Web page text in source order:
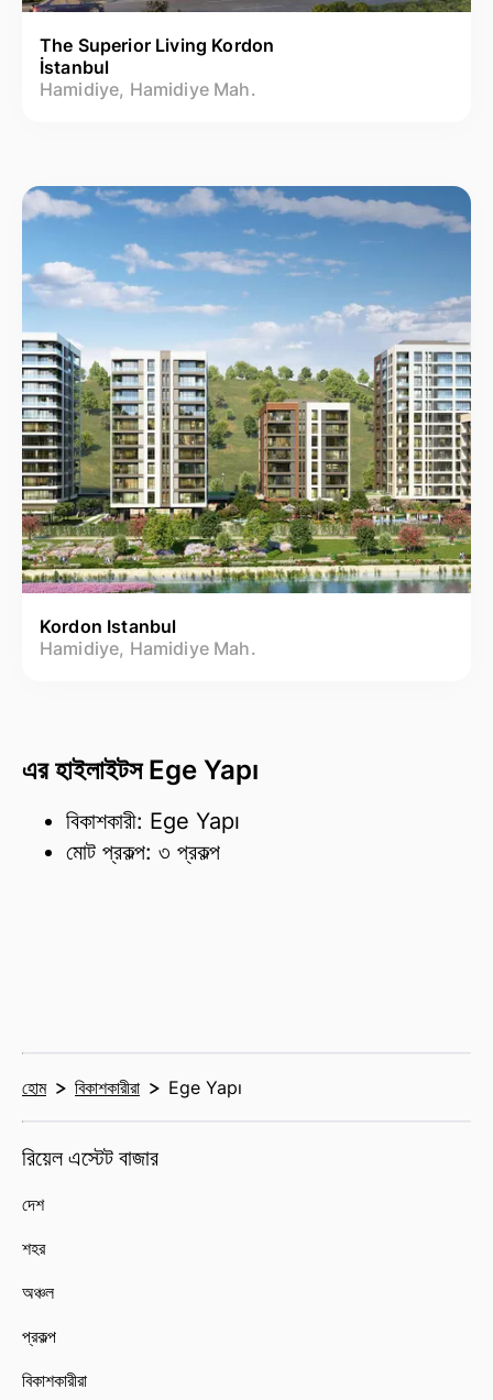
The Superior Living Kordon
İstanbul
Hamidiye, Hamidiye Mah.
Kordon Istanbul
Hamidiye, Hamidiye Mah.
এর হাইলাইটস Ege Yapı
বিকাশকারী: Ege Yapı
মোট প্রকল্প: ৩ প্রকল্প
হোম বিকাশকারীরা Ege Yapı
রিয়েল এস্টেট বাজার
দেশ
শহর
অঞ্চল
প্রকল্প
বিকাশকারীরা